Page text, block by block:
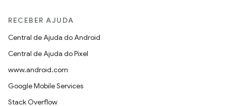
RECEBER AJUDA
Central de Ajuda do Android
Central de Ajuda do Pixel
www.android.com
Google Mobile Services
Stack Overflow